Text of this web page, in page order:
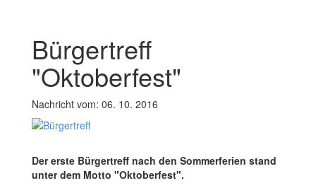
Bürgertreff
"Oktoberfest"
Nachricht vom: 06. 10. 2016
Der erste Bürgertreff nach den Sommerferien stand
unter dem Motto "Oktoberfest".